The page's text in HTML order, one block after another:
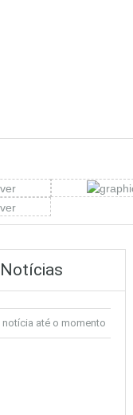
notícia até o momento